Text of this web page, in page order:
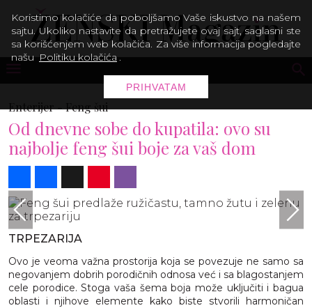
Enterijer -Feng šui
Od dnevne sobe do kupatila: ovo su
najbolje feng šui boje za vaš dom
TRPEZARIJA
Ovo je veoma važna prostorija koja se povezuje ne samo sa
negovanjem dobrih porodičnih odnosa već i sa blagostanjem
cele porodice. Stoga vaša šema boja može uključiti i bagua
oblasti i njihove elemente kako biste stvorili harmoničan
Koristimo kolačiće da poboljšamo Vaše iskustvo na našem
sajtu. Ukoliko nastavite da pretražujete ovaj sajt, saglasni ste
sa korišćenjem web kolačića. Za više informacija pogledajte
našu Politiku kolačića .
PRIHVATAM